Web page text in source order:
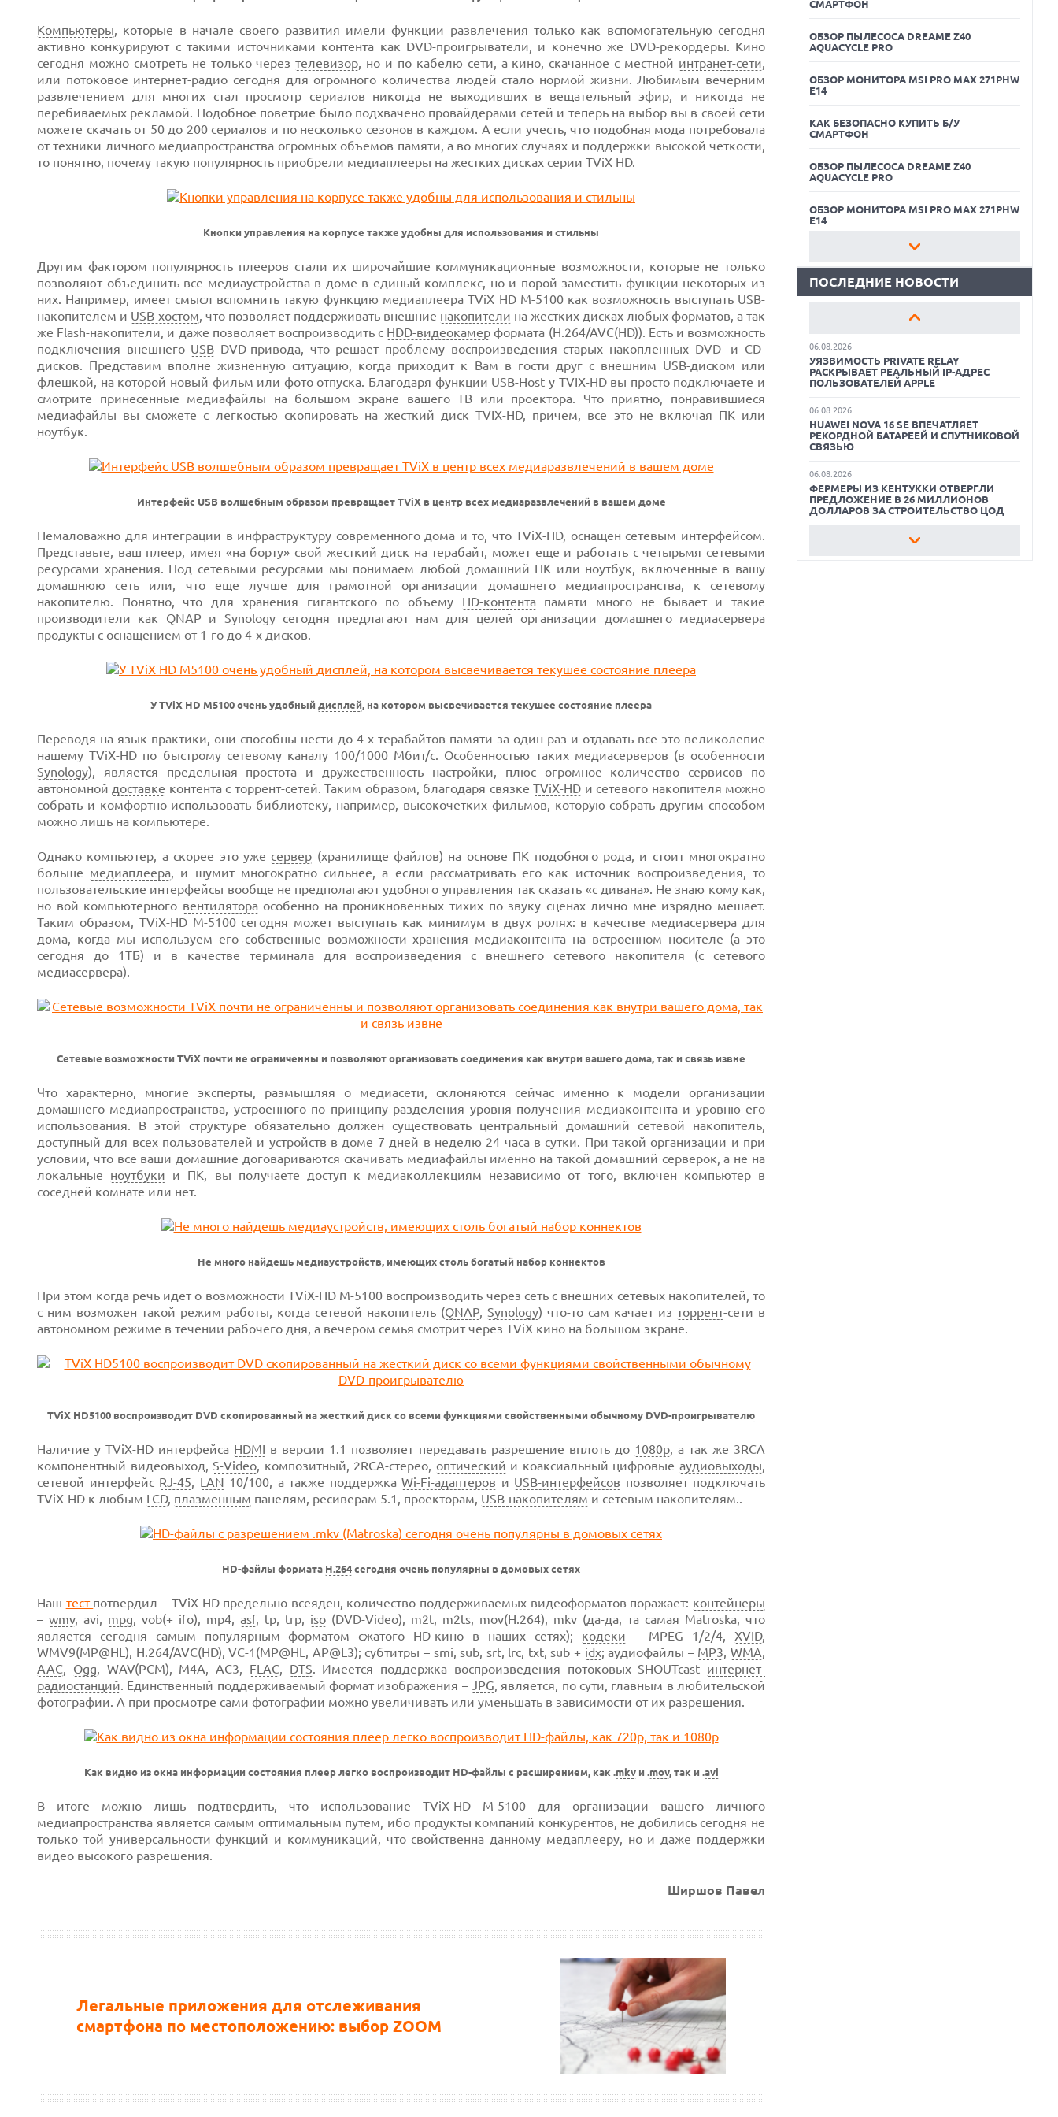
Компьютеры, которые в начале своего развития имели функции развлечения только как вспомогательную сегодня
активно конкурируют с такими источниками контента как DVD-проигрыватели, и конечно же DVD-рекордеры. Кино
сегодня можно смотреть не только черезтелевизор, но и по кабелю сети, а кино, скачанное с местной интранет-сети,
или потоковое интернет-радио сегодня для огромного количества людей стало нормой жизни. Любимым вечерним
развлечением для многих стал просмотр сериалов никогда не выходивших в вещательный эфир, и никогда не
перебиваемых рекламой. Подобное поветрие было подхвачено провайдерами сетей и теперь на выбор вы в своей сети
можете скачать от 50 до 200 сериалов и по несколько сезонов в каждом. А если учесть, что подобная мода потребовала
от техники личного медиапространства огромных объемов памяти, а во многих случаях и поддержки высокой четкости,
то понятно, почему такую популярность приобрели медиаплееры на жестких дисках серии TViX HD.
Кнопки управления на корпусе также удобны для использования и стильны
Другим фактором популярность плееров стали их широчайшие коммуникационные возможности, которые не только
позволяют объединить все медиаустройства в доме в единый комплекс, но и порой заместить функции некоторых из
них. Например, имеет смысл вспомнить такую функцию медиаплеера TViX HD M-5100 как возможность выступать USB-
накопителем и USB-хостом, что позволяет поддерживать внешние накопители на жестких дисках любых форматов, а так
же Flash-накопители, и даже позволяет воспроизводить с HDD-видеокамер формата (H.264/AVC(HD)). Есть и возможность
подключения внешнего USB DVD-привода, что решает проблему воспроизведения старых накопленных DVD- и СD-
дисков. Представим вполне жизненную ситуацию, когда приходит к Вам в гости друг с внешним USB-диском или
флешкой, на которой новый фильм или фото отпуска. Благодаря функции USB-Host у TVIX-HD вы просто подключаете и
смотрите принесенные медиафайлы на большом экране вашего ТВ или проектора. Что приятно, понравившиеся
медиафайлы вы сможете с легкостью скопировать на жесткий диск TVIX-HD, причем, все это не включая ПК или
ноутбук.
Интерфейс USB волшебным образом превращает TViX в центр всех медиаразвлечений в вашем доме
Немаловажно для интеграции в инфраструктуру современного дома и то, чтоTViX-HD, оснащен сетевым интерфейсом.
Представьте, ваш плеер, имея «на борту» свой жесткий диск на терабайт, может еще и работать с четырьмя сетевыми
ресурсами хранения. Под сетевыми ресурсами мы понимаем любой домашний ПК или ноутбук, включенные в вашу
домашнюю сеть или, что еще лучше для грамотной организации домашнего медиапространства, к сетевому
накопителю. Понятно, что для хранения гигантского по объему HD-контентапамяти много не бывает и такие
производители как QNAP и Synology сегодня предлагают нам для целей организации домашнего медиасервера
продукты с оснащением от 1-го до 4-х дисков.
У TViX HD М5100 очень удобный дисплей, на котором высвечивается текушее состояние плеера
Переводя на язык практики, они способны нести до 4-х терабайтов памяти за один раз и отдавать все это великолепие
нашему TViX-HD по быстрому сетевому каналу 100/1000 Мбит/с. Особенностью таких медиасерверов (в особенности
Synology), является предельная простота и дружественность настройки, плюс огромное количество сервисов по
автономной доставке контента с торрент-сетей. Таким образом, благодаря связкеTViX-HD и сетевого накопителя можно
собрать и комфортно использовать библиотеку, например, высокочетких фильмов, которую собрать другим способом
можно лишь на компьютере.
Однако компьютер, а скорее это уже сервер (хранилище файлов) на основе ПК подобного рода, и стоит многократно
больше медиаплеера, и шумит многократно сильнее, а если рассматривать его как источник воспроизведения, то
пользовательские интерфейсы вообще не предполагают удобного управления так сказать «с дивана». Не знаю кому как,
но вой компьютерного вентилятораособенно на проникновенных тихих по звуку сценах лично мне изрядно мешает.
Таким образом, TViX-HD M-5100 сегодня может выступать как минимум в двух ролях: в качестве медиасервера для
дома, когда мы используем его собственные возможности хранения медиаконтента на встроенном носителе (а это
сегодня до 1ТБ) и в качестве терминала для воспроизведения с внешнего сетевого накопителя (с сетевого
медиасервера).
Сетевые возможности TViX почти не ограниченны и позволяют организовать соединения как внутри вашего дома, так и связь извне
Что характерно, многие эксперты, размышляя о медиасети, склоняются сейчас именно к модели организации
домашнего медиапространства, устроенного по принципу разделения уровня получения медиаконтента и уровню его
использования. В этой структуре обязательно должен существовать центральный домашний сетевой накопитель,
доступный для всех пользователей и устройств в доме 7 дней в неделю 24 часа в сутки. При такой организации и при
условии, что все ваши домашние договариваются скачивать медиафайлы именно на такой домашний серверок, а не на
локальные ноутбуки и ПК, вы получаете доступ к медиаколлекциям независимо от того, включен компьютер в
соседней комнате или нет.
Не много найдешь медиаустройств, имеющих столь богатый набор коннектов
При этом когда речь идет о возможности TViX-HD M-5100 воспроизводить через сеть с внешних сетевых накопителей, то
с ним возможен такой режим работы, когда сетевой накопитель (QNAP, Synology) что-то сам качает из торрент-сети в
автономном режиме в течении рабочего дня, а вечером семья смотрит через TViX кино на большом экране.
TViX HD5100 воспроизводит DVD скопированный на жесткий диск со всеми функциями свойственными обычному DVD-проигрывателю
Наличие у TViX-HD интерфейса HDMI в версии 1.1 позволяет передавать разрешение вплоть до 1080p, а так же 3RCA
компонентный видеовыход,S-Video, композитный, 2RCA-стерео, оптический и коаксиальный цифровыеаудиовыходы,
сетевой интерфейс RJ-45, LAN 10/100, а также поддержка Wi-Fi-адаптеров и USB-интерфейсов позволяет подключать
TViX-HD к любым LCD, плазменным панелям, ресиверам 5.1, проекторам, USB-накопителям и сетевым накопителям..
HD-файлы формата H.264 сегодня очень популярны в домовых сетях
Наш тест потвердил – TViX-HD предельно всеяден, количество поддерживаемых видеоформатов поражает: контейнеры
– wmv, avi, mpg, vob(+ ifo), mp4, asf, tp, trp, iso (DVD-Video), m2t, m2ts, mov(H.264), mkv (да-да, та самая Matroska, что
является сегодня самым популярным форматом сжатого HD-кино в наших сетях); кодеки – MPEG 1/2/4,XVID,
WMV9(MP@HL), H.264/AVC(HD), VC-1(MP@HL, AP@L3); субтитры – smi, sub, srt, lrc, txt, sub + idx; аудиофайлы – MP3,WMA,
AAC, Ogg, WAV(PCM), M4A, AC3, FLAC, DTS. Имеется поддержка воспроизведения потоковых SHOUTcast интернет-
радиостанций. Единственный поддерживаемый формат изображения – JPG, является, по сути, главным в любительской
фотографии. А при просмотре сами фотографии можно увеличивать или уменьшать в зависимости от их разрешения.
Как видно из окна информации состояния плеер легко воспроизводит HD-файлы с расширением, как .mkvи .mov, так и .avi
В итоге можно лишь подтвердить, что использование TViX-HD M-5100 для организации вашего личного
медиапространства является самым оптимальным путем, ибо продукты компаний конкурентов, не добились сегодня не
только той универсальности функций и коммуникаций, что свойственна данному медаплееру, но и даже поддержки
видео высокого разрешения.
Ширшов Павел
Легальные приложения для отслеживания
смартфона по местоположению: выбор ZOOM
СМАРТФОН
ОБЗОР ПЫЛЕСОСА DREAME Z40
AQUACYCLE PRO
ОБЗОР МОНИТОРА MSI PRO MAX 271PHW
E14
КАК БЕЗОПАСНО КУПИТЬ Б/У
СМАРТФОН
ОБЗОР ПЫЛЕСОСА DREAME Z40
AQUACYCLE PRO
ОБЗОР МОНИТОРА MSI PRO MAX 271PHW
E14
КАК БЕЗОПАСНО КУПИТЬ Б/У
ОБЗОР ПЫЛЕСОСА DREAME Z40
E14
КАК БЕЗОПАСНО КУПИТЬ Б/У
ОБЗОР ПЫЛЕСОСА DREAME Z40
AQUACYCLE PRO
ОБЗОР МОНИТОРА MSI PRO MAX 271PHW
E14
ПОСЛЕДНИЕ НОВОСТИ
MOOVE ПРИВЛЕКЛА $250 МЛН ЧТОБЫ
СТАТЬ КЛЮЧЕВЫМ ОПЕРАТОРОМ
06.08.2026
MATEPAD PRO 2026 ТОЛЩИНОЙ 4,7 ММ И
06.08.2026
TROUVER ПРЕДСТАВИЛ НОВЫЕ
ЛИНЕЙКУ ТЕХНИКИ 2026 ГОДА
06.08.2026
УЯЗВИМОСТЬ PRIVATE RELAY
РАСКРЫВАЕТ РЕАЛЬНЫЙ IP-АДРЕС
ПОЛЬЗОВАТЕЛЕЙ APPLE
06.08.2026
HUAWEI NOVA 16 SE ВПЕЧАТЛЯЕТ
РЕКОРДНОЙ БАТАРЕЕЙ И СПУТНИКОВОЙ
СВЯЗЬЮ
06.08.2026
ФЕРМЕРЫ ИЗ КЕНТУККИ ОТВЕРГЛИ
ПРЕДЛОЖЕНИЕ В 26 МИЛЛИОНОВ
ДОЛЛАРОВ ЗА СТРОИТЕЛЬСТВО ЦОД
Prev
Next